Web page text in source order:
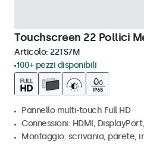
Touchscreen 22 Pollici
Articolo: 22TS7M
100+ pezzi disponibili
Pannello multi-touch Full HD
Connessioni: HDMI, DisplayPort,
Montaggio: scrivania, parete,